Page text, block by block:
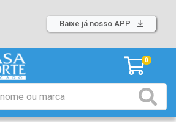
Baixe já nosso APP
0